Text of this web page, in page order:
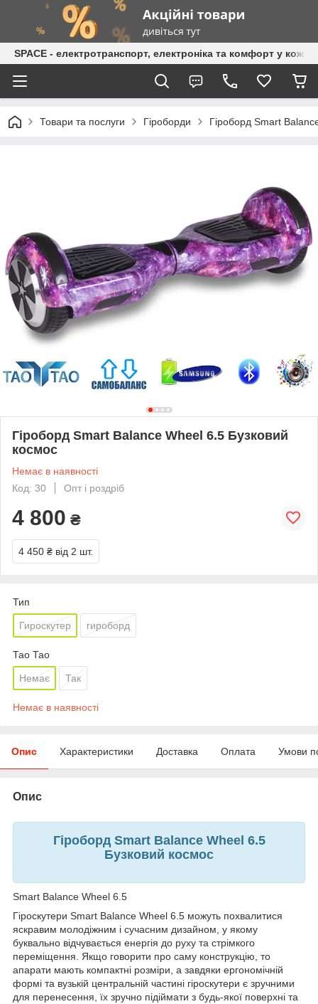
SPACE - електротранспорт, електроніка та комфорт у
Товари та послуги Гіроборди Гіроборд Smart
Гіроборд Smart Balance Wheel 6.5 Бузковий
космос
Немає в наявності
Код: 30
Опт і роздріб
4 800 ₴
4 450 ₴ від 2 шт.
Тип
Гироскутер гироборд
Тао Тао
Немає Так
Немає в наявності
Опис Характеристики Доставка Оплата Умови
Опис
Гіроборд Smart Balance Wheel 6.5
Бузковий космос
Smart Balance Wheel 6.5
Гіроскутери Smart Balance Wheel 6.5 можуть похвалитися
яскравим молодіжним і сучасним дизайном, у якому
буквально відчувається енергія до руху та стрімкого
переміщення. Якщо говорити про саму конструкцію, то
апарати мають компактні розміри, а завдяки ергономічній
формі та вузькій центральній частині гіроскутери є зручними
для перенесення, їх зручно підіймати з будь-якої поверхні та